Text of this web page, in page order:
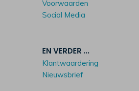
Voorwaarden
Social Media
EN VERDER ...
Klantwaardering
Nieuwsbrief